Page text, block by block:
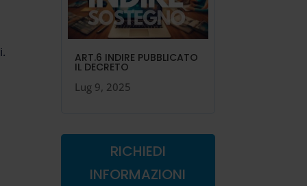
ART.6 INDIRE PUBBLICATO
IL DECRETO
Lug 9, 2025
RICHIEDI
INFORMAZIONI